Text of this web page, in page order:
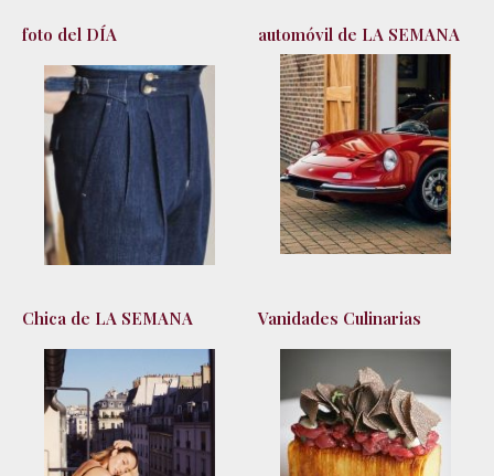
foto del DÍA automóvil de LA SEMANA
Chica de LA SEMANA Vanidades Culinarias